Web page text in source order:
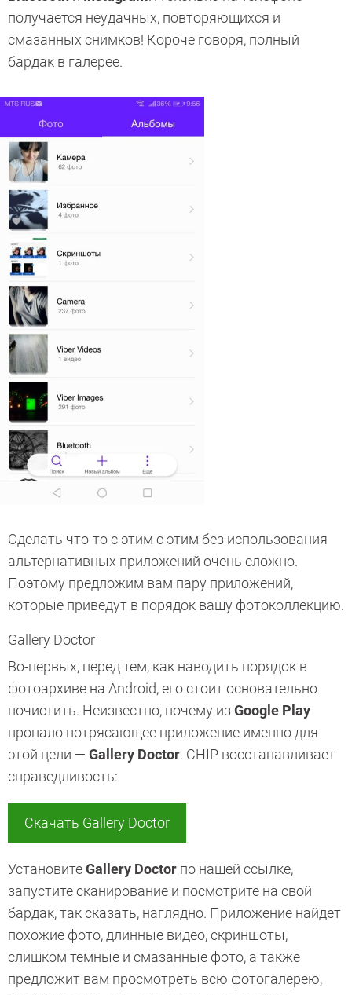
получается неудачных, повторяющихся и
смазанных снимков! Короче говоря, полный
бардак в галерее.
Сделать что-то с этим с этим без использования
альтернативных приложений очень сложно.
Поэтому предложим вам пару приложений,
которые приведут в порядок вашу фотоколлекцию.
Gallery Doctor
Во-первых, перед тем, как наводить порядок в
фотоархиве на Android, его стоит основательно
почистить. Неизвестно, почему из Google Play
пропало потрясающее приложение именно для
этой цели — Gallery Doctor. CHIP восстанавливает
справедливость:
Скачать Gallery Doctor
УстановитеGallery Doctor по нашей ссылке,
запустите сканирование и посмотрите на свой
бардак, так сказать, наглядно. Приложение найдет
похожие фото, длинные видео, скриншоты,
слишком темные и смазанные фото, а также
предложит вам просмотреть всю фотогалерею,